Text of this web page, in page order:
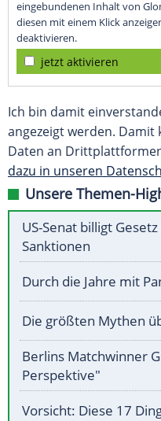
eingebundenen Inhalt von
diesen mit einem Klick
deaktivieren.
jetzt aktivieren
Ich bin damit
angezeigt werden.
Daten an
dazu in unseren
Unsere Themen-
US-Senat billigt
Sanktionen
Durch die Jahre mit
Die größten Mythen
Berlins Matchwinner
Perspektive"
Vorsicht: Diese 17